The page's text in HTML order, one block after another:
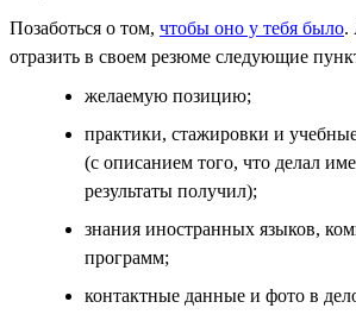
Позаботься о том, чтобы оно у тебя было.
отразить в своем резюме следующие
желаемую позицию;
практики, стажировки и
(с описанием того, что делал
результаты получил);
знания иностранных языков,
программ;
контактные данные и фото в